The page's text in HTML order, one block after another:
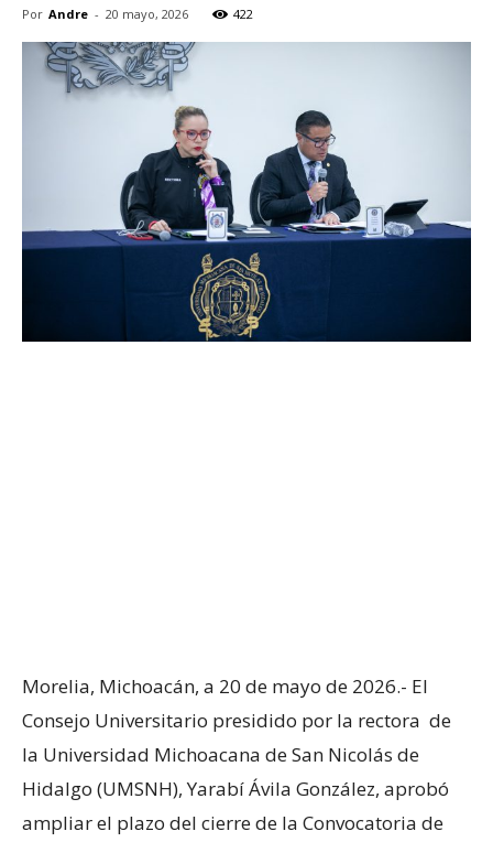
Por Andre - 20 mayo, 2026 422
Morelia, Michoacán, a 20 de mayo de 2026.- El
Consejo Universitario presidido por la rectora de
la Universidad Michoacana de San Nicolás de
Hidalgo (UMSNH), Yarabí Ávila González, aprobó
ampliar el plazo del cierre de la Convocatoria de